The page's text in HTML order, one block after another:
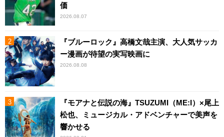
価
2026.08.07
『ブルーロック』高橋文哉主演、大人気サッカ
ー漫画が待望の実写映画に
2026.08.08
『モアナと伝説の海』TSUZUMI（ME:I）×尾上
松也、ミュージカル・アドベンチャーで美声を
響かせる